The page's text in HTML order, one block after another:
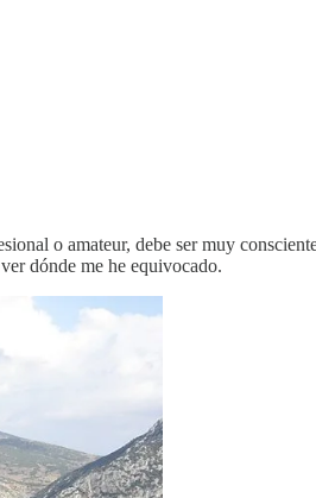
o amateur, debe ser muy
dónde me he equivocado.